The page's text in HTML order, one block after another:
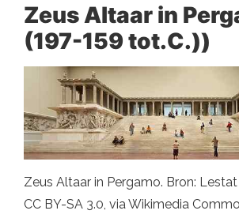
Zeus Altaar in
(197-159 tot.C.))
Zeus Altaar in Pergamo. Bron: Lestat
CC BY-SA 3.0, via Wikimedia